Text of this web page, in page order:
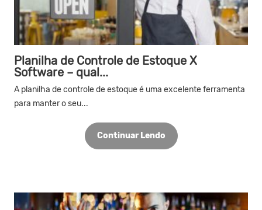
Planilha de Controle de Estoque X
Software – qual...
A planilha de controle de estoque é uma excelente ferramenta
para manter o seu...
Continuar Lendo